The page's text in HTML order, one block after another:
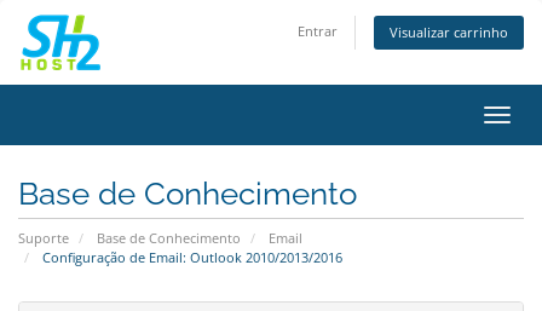
Entrar Visualizar carrinho
Base de Conhecimento
Suporte Base de Conhecimento
Email
Configuração de Email: Outlook 2010/2013/2016